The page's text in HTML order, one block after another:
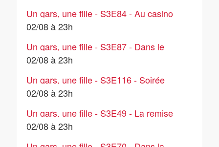
Un gars, une fille - S3E84 - Au casino
02/08 à 23h
Un gars, une fille - S3E87 - Dans le
salon (5)
02/08 à 23h
Un gars, une fille - S3E116 - Soirée
entre copines (3)
02/08 à 23h
Un gars, une fille - S3E49 - La remise
de prix
02/08 à 23h